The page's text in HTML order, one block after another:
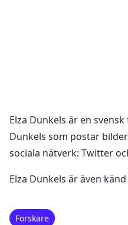
Elza Dunkels är en
Dunkels som postar
sociala nätverk: Twitter
Elza Dunkels är även
Forskare